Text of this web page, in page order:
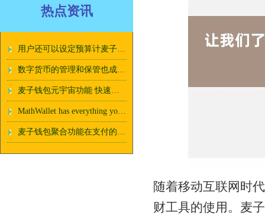
热点资讯
用户还可以设定预算计麦子钱包聚合功能划
数字货币的管理和保管也成为了一个备受关注的麦子钱包聚合功能问题
麦子钱包元宇宙功能 快速获取麦子钱包下载地址！
MathWallet has everything you need to take your crypto journey to the next level
麦子钱包聚合功能在支付的同时还能享受更多的福利
随着移动互联网时
财工具的使用。麦